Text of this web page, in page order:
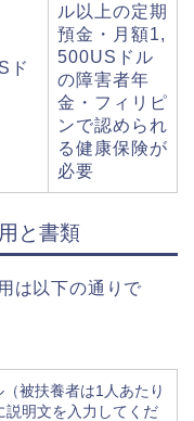
ド
ル以上の定期
預金・月額1,
500USドル
の障害者年
金・フィリピ
ンで認められ
る健康保険が
必要
と書類
は以下の通りで
被扶養者は1人あたり
説明文を入力してくだ